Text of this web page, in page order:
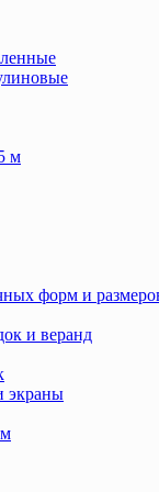
м
форм и
и веранд
экраны